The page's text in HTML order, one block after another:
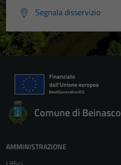
Segnala disservizio
Comune di Beinasco
AMMINISTRAZIONE